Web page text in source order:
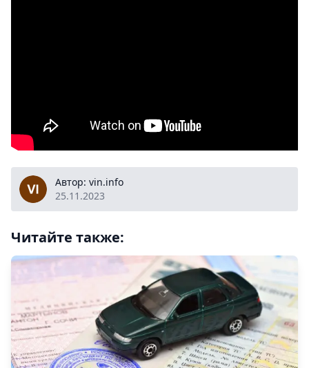
vin.infoАвтор: vin.info
25.11.2023
Читайте также: